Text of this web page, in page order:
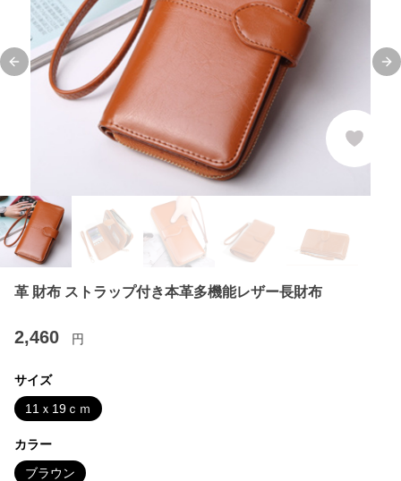
Previous slide
革 財布 ストラップ付き本革多機能レザー長財布
2,460 円
サイズ
11ｘ19ｃｍ
カラー
ブラウン